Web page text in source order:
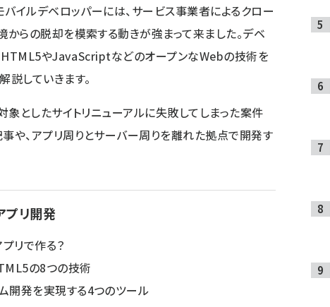
イルデベロッパーには、サービス事業者によるクロー
からの脱却を模索する動きが強まって来ました。デベ
HTML5やJavaScriptなどのオープンなWebの技術を
説していきます。
象としたサイトリニューアルに失敗してしまった案件
や、アプリ周りとサーバー周りを離れた拠点で開発す
プリ開発
リで作る？
の8つの技術
開発を実現する4つのツール